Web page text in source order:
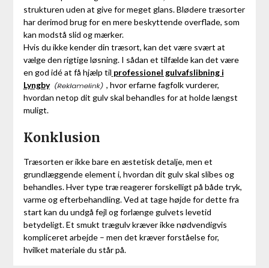
strukturen uden at give for meget glans. Blødere træsorter
har derimod brug for en mere beskyttende overflade, som
kan modstå slid og mærker.
Hvis du ikke kender din træsort, kan det være svært at
vælge den rigtige løsning. I sådan et tilfælde kan det være
en god idé at få hjælp til professionel gulvafslibning i
Lyngby
, hvor erfarne fagfolk vurderer,
hvordan netop dit gulv skal behandles for at holde længst
muligt.
Konklusion
Træsorten er ikke bare en æstetisk detalje, men et
grundlæggende element i, hvordan dit gulv skal slibes og
behandles. Hver type træ reagerer forskelligt på både tryk,
varme og efterbehandling. Ved at tage højde for dette fra
start kan du undgå fejl og forlænge gulvets levetid
betydeligt. Et smukt trægulv kræver ikke nødvendigvis
kompliceret arbejde – men det kræver forståelse for,
hvilket materiale du står på.